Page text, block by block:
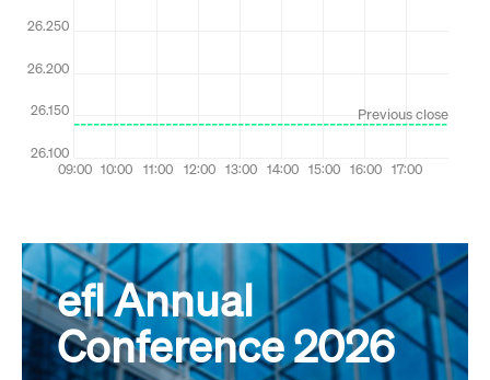
efl Annual
Conference 2026